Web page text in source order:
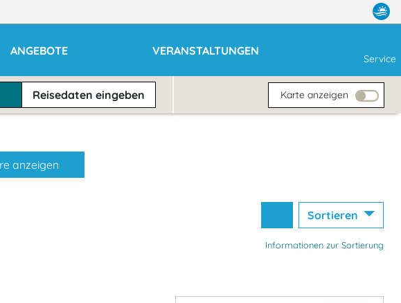
ANGEBOTE VERANSTALTUNGEN
Service
Reisedateneingeben Karte anzeigen
anzeigen
Sortieren
Informationen zur Sortierung